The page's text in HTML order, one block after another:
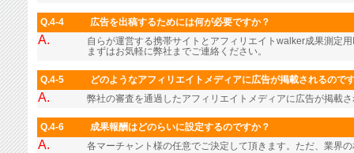
Q.4-4 広告を出稿するためには何が必要ですか？
A.
自らが運営する携帯サイトとアフィリエイトwalker成果測定
まずはお気軽に弊社までご連絡ください。
Q.4-5 どのようなアフィリエイトメディアに広告が掲載されるので
A. 弊社の審査を通過したアフィリエイトメディアに広告が掲載
Q.4-6 成果報酬はどのらいに設定するのですか？
A. 各マーチャント様の任意でご決定して頂きます。ただ、業界